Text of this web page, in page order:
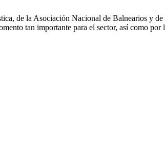
de la Asociación Nacional de Balnearios y
tan importante para el sector, así como